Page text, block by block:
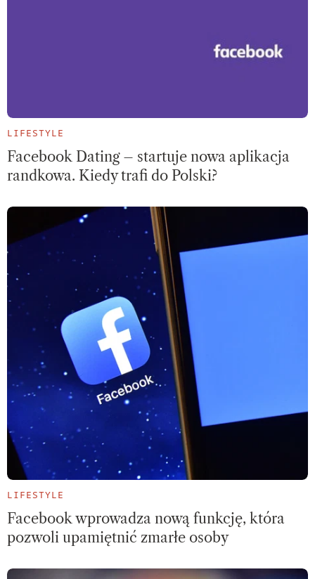
LIFESTYLE
Facebook Dating – startuje nowa aplikacja
randkowa. Kiedy trafi do Polski?
LIFESTYLE
Facebook wprowadza nową funkcję, która
pozwoli upamiętnić zmarłe osoby